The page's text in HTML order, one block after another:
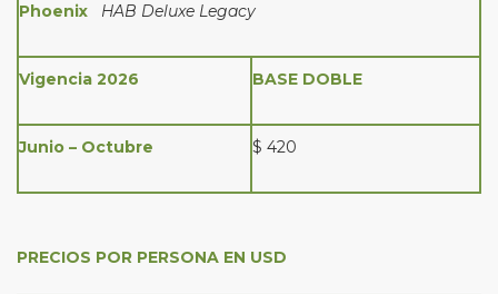
Phoenix HAB Deluxe Legacy
Vigencia 2026 BASE DOBLE
Junio – Octubre $ 420
PRECIOS POR PERSONA EN USD